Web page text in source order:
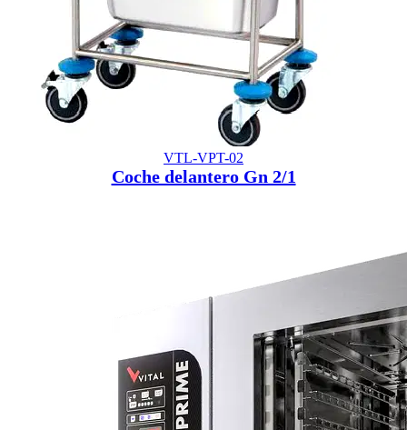
VTL-VPT-02
Coche delantero Gn 2/1